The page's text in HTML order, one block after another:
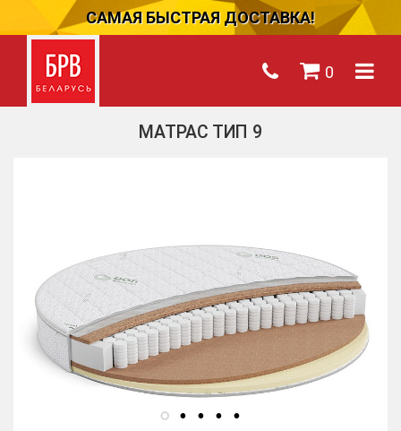
САМАЯ БЫСТРАЯ ДОСТАВКА!
0
МАТРАС ТИП 9